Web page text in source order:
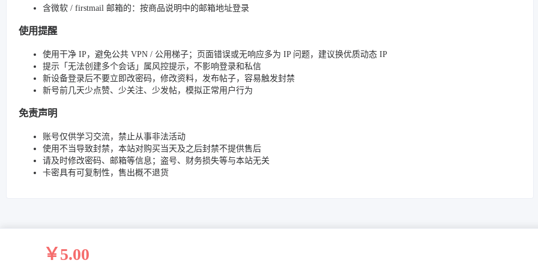
含微软 / firstmail 邮箱的：按商品说明中的邮箱地址登录
使用提醒
使用干净 IP，避免公共 VPN / 公用梯子；页面错误或无响应多为 IP 问题，建议换优质动态 IP
提示「无法创建多个会话」属风控提示，不影响登录和私信
新设备登录后不要立即改密码，修改资料，发布帖子，容易触发封禁
新号前几天少点赞、少关注、少发帖，模拟正常用户行为
免责声明
账号仅供学习交流，禁止从事非法活动
使用不当导致封禁，本站对购买当天及之后封禁不提供售后
请及时修改密码、邮箱等信息；盗号、财务损失等与本站无关
卡密具有可复制性，售出概不退货
￥5.00